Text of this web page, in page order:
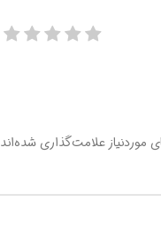
علامت‌گذاری